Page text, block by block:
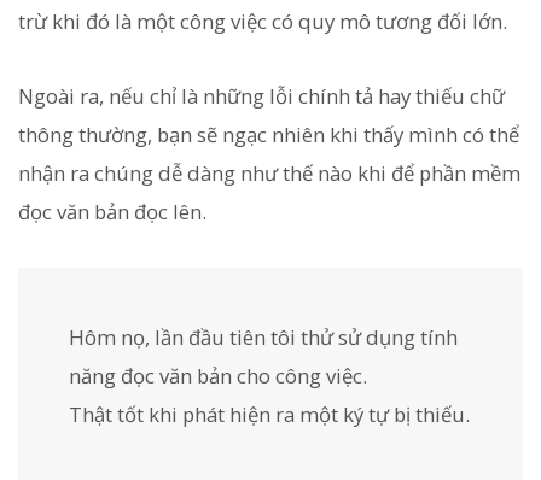
trừ khi đó là một công việc có quy mô tương đối lớn.
Ngoài ra, nếu chỉ là những lỗi chính tả hay thiếu chữ
thông thường, bạn sẽ ngạc nhiên khi thấy mình có thể
nhận ra chúng dễ dàng như thế nào khi để phần mềm
đọc văn bản đọc lên.
Hôm nọ, lần đầu tiên tôi thử sử dụng tính
năng đọc văn bản cho công việc.
Thật tốt khi phát hiện ra một ký tự bị thiếu.